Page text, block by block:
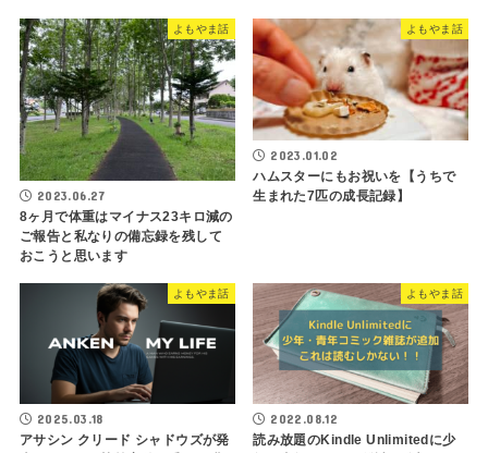
よもやま話
2023.06.27
8ヶ月で体重はマイナス23キロ減の
ご報告と私なりの備忘録を残して
おこうと思います
よもやま話
2023.01.02
ハムスターにもお祝いを【うちで
生まれた7匹の成長記録】
よもやま話
2025.03.18
アサシン クリード シャドウズが発
よもやま話
2022.08.12
読み放題のKindle Unlimitedに少